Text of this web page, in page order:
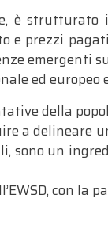
è strutturato
e prezzi
emergenti
ed
della
a delineare
sono un
con la